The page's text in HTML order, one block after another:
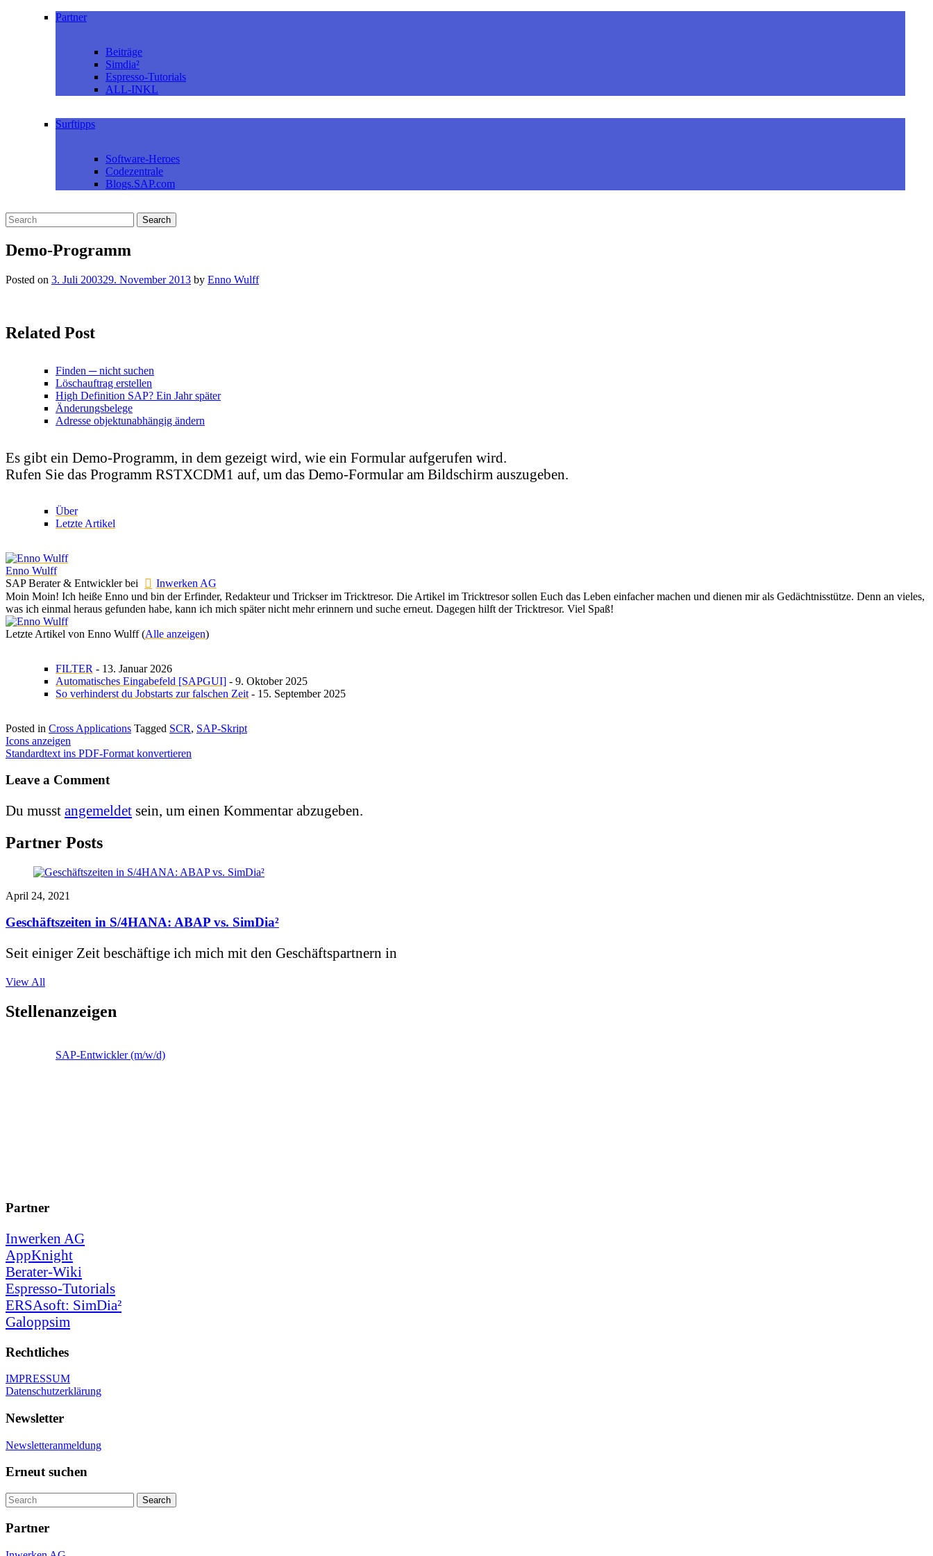
Partner
Beiträge
Simdia²
Espresso-Tutorials
ALL-INKL
Surftipps
Software-Heroes
Codezentrale
Blogs.SAP.com
Demo-Programm
Posted on 3. Juli 200329. November 2013 by Enno Wulff
Related Post
Finden ─ nicht suchen
Löschauftrag erstellen
High Definition SAP? Ein Jahr später
Änderungsbelege
Adresse objektunabhängig ändern
Es gibt ein Demo-Programm, in dem gezeigt wird, wie ein Formular aufgerufen wird.
Rufen Sie das Programm RSTXCDM1 auf, um das Demo-Formular am Bildschirm auszugeben.
Über
Letzte Artikel
Enno Wulff
SAP Berater & Entwicklerbei
Inwerken AG
Moin Moin! Ich heiße Enno und bin der Erfinder, Redakteur und Trickser im Tricktresor. Die Artikel im Tricktresor sollen Euch das Leben einfacher machen und dienen mir als Gedächtnisstütze. Denn an vieles,
was ich einmal heraus gefunden habe, kann ich mich später nicht mehr erinnern und suche erneut. Dagegen hilft der Tricktresor. Viel Spaß!
Letzte Artikel von Enno Wulff(Alle anzeigen)
FILTER - 13. Januar 2026
Automatisches Eingabefeld [SAPGUI] - 9. Oktober 2025
So verhinderst du Jobstarts zur falschen Zeit - 15. September 2025
Posted in Cross Applications Tagged SCR, SAP-Skript
Beitragsnavigation
Icons anzeigen
Standardtext ins PDF-Format konvertieren
Leave a Comment
Du musst angemeldet sein, um einen Kommentar abzugeben.
Partner Posts
April 24, 2021
Geschäftszeiten in S/4HANA: ABAP vs. SimDia²
Seit einiger Zeit beschäftige ich mich mit den Geschäftspartnern in
View All
Stellenanzeigen
SAP-Entwickler (m/w/d)
Partner
Inwerken AG
AppKnight
Berater-Wiki
Espresso-Tutorials
ERSAsoft: SimDia²
Galoppsim
Rechtliches
IMPRESSUM
Datenschutzerklärung
Newsletter
Newsletteranmeldung
Erneut suchen
Partner